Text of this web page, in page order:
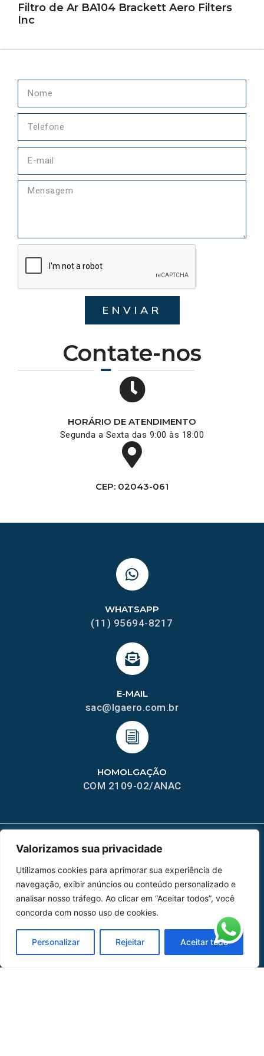
Valorizamos sua privacidade
Utilizamos cookies para aprimorar sua experiência de
navegação, exibir anúncios ou conteúdo personalizado e
analisar nosso tráfego. Ao clicar em “Aceitar todos”, você
concorda com nosso uso de cookies.
Personalizar Rejeitar Aceitar tudo
Filtro de Ar BA104 Brackett Aero Filters
Inc
Contate-nos
HORÁRIO DE ATENDIMENTO
Segunda a Sexta das 9:00 às 18:00
CEP: 02043-061
ENVIAR
HOMOLGAÇÃO
COM 2109-02/ANAC
E-MAIL
sac@lgaero.com.br
WHATSAPP
(11) 95694-8217
Home Sobre Nós
Catálogo de Aplicações